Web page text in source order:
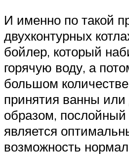
И именно по такой
двухконтурных
бойлер, который
горячую воду, а
большом
принятия ванны
образом, послойный
является
возможность